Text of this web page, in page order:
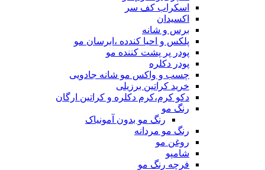
اسکراب کف سر
اکسیدان
برس و شانه
پلکس و احیا کندده ،ابرسان مو
پودر پر پشت کننده مو
پودر دکلره
چسب و واکس مو شانه جادویی
خرید کراتین برزیلی
دکو کرم،کرم دکلره و کراتین ارگان
رنگ مو
رنگ مو بدون آمونیاک
رنگ مو مردانه
روغن مو
شامپو
فرچه رنگ مو